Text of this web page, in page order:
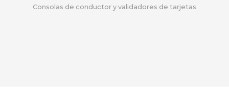
Consolas de conductor y validadores de tarjetas